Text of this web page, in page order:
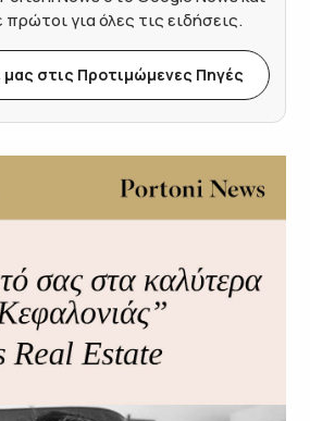
για όλες τις ειδήσεις.
στις Προτιμώμενες Πηγές